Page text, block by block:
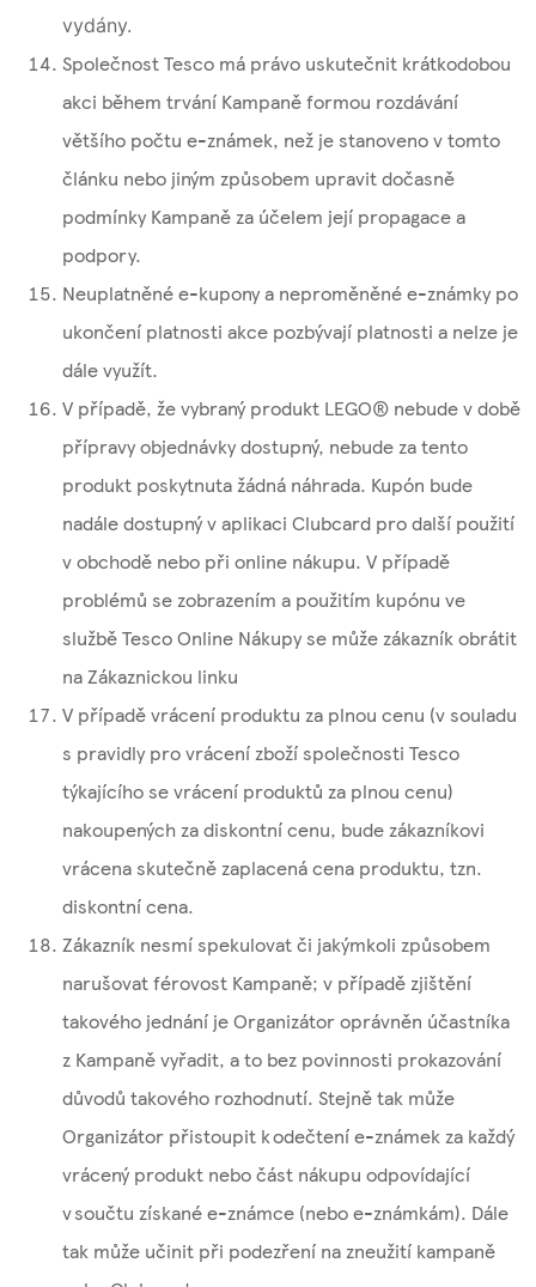
vydány.
Společnost Tesco má právo uskutečnit krátkodobou
akci během trvání Kampaně formou rozdávání
většího počtu e-známek, než je stanoveno v tomto
článku nebo jiným způsobem upravit dočasně
podmínky Kampaně za účelem její propagace a
podpory.
Neuplatněné e-kupony a neproměněné e-známky po
ukončení platnosti akce pozbývají platnosti a nelze je
dále využít.
V případě, že vybraný produkt LEGO® nebude v době
přípravy objednávky dostupný, nebude za tento
produkt poskytnuta žádná náhrada. Kupón bude
nadále dostupný v aplikaci Clubcard pro další použití
v obchodě nebo při online nákupu. V případě
problémů se zobrazením a použitím kupónu ve
službě Tesco Online Nákupy se může zákazník obrátit
na Zákaznickou linku
V případě vrácení produktu za plnou cenu (v souladu
s pravidly pro vrácení zboží společnosti Tesco
týkajícího se vrácení produktů za plnou cenu)
nakoupených za diskontní cenu, bude zákazníkovi
vrácena skutečně zaplacená cena produktu, tzn.
diskontní cena.
Zákazník nesmí spekulovat či jakýmkoli způsobem
narušovat férovost Kampaně; v případě zjištění
takového jednání je Organizátor oprávněn účastníka
z Kampaně vyřadit, a to bez povinnosti prokazování
důvodů takového rozhodnutí. Stejně tak může
Organizátor přistoupit k odečtení e-známek za každý
vrácený produkt nebo část nákupu odpovídající
v součtu získané e-známce (nebo e-známkám). Dále
tak může učinit při podezření na zneužití kampaně